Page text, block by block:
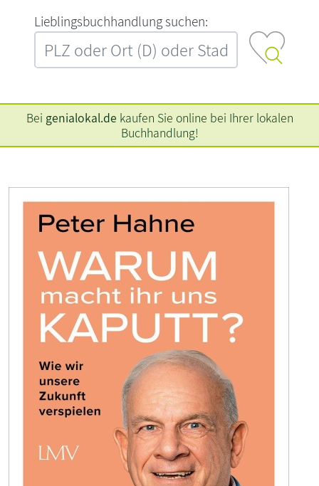
L‍i‍e‍b‍l‍i‍n‍g‍s‍b‍u‍c‍h‍h‍a‍n‍d‍l‍u‍n‍g‍ ‍s‍u‍c‍h‍e‍n‍:‍
Bei genialokal.de kaufen Sie online bei Ihrer lokalen
Buchhandlung!